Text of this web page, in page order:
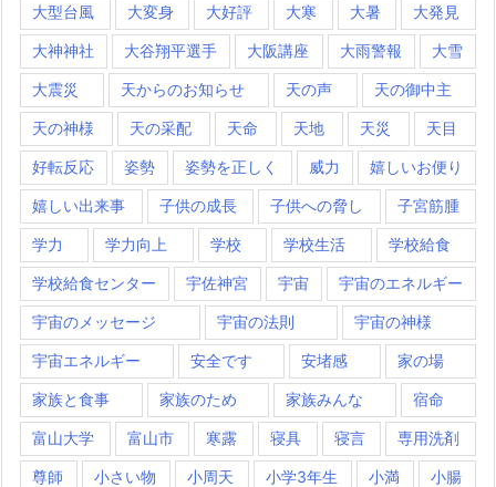
大型台風 大変身 大好評 大寒 大暑 大発見
大神神社 大谷翔平選手 大阪講座 大雨警報 大雪
大震災 天からのお知らせ 天の声 天の御中主
天の神様 天の采配 天命 天地 天災 天目
好転反応 姿勢 姿勢を正しく 威力 嬉しいお便り
嬉しい出来事 子供の成長 子供への脅し 子宮筋腫
学力 学力向上 学校 学校生活 学校給食
学校給食センター 宇佐神宮 宇宙 宇宙のエネルギー
宇宙のメッセージ 宇宙の法則 宇宙の神様
宇宙エネルギー 安全です 安堵感 家の場
家族と食事 家族のため 家族みんな 宿命
富山大学 富山市 寒露 寝具 寝言 専用洗剤
尊師 小さい物 小周天 小学3年生 小満 小腸